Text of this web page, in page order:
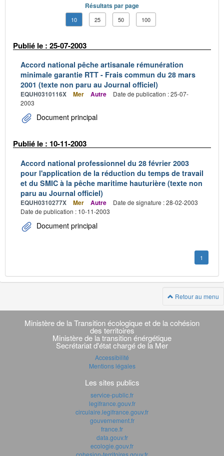
Résultats par page
10 25 50 100
Publié le : 25-07-2003
Accord national pêche artisanale rémunération
minimale garantie RTT - Frais commun du 28 mars
2001 (texte non paru au Journal officiel)
EQUH0310116X Mer Autre
Date de publication : 25-07-
2003
Document principal
Publié le : 10-11-2003
Accord national professionnel du 28 février 2003
pour l'application de la réduction du temps de travail
et du SMIC à la pêche maritime hauturière (texte non
paru au Journal officiel)
EQUH0310277X Mer Autre
Date de signature : 28-02-2003
Date de publication : 10-11-2003
Document principal
1
Retour au menu
Navigation
transverse
Ministère de la Transition écologique et de la cohésion
des territoires
Ministère de la transition énérgétique
Secrétariat d'état chargé de la Mer
Accessibilité
Mentions légales
Les sites publics
service-public.fr
legifrance.gouv.fr
circulaire.legifrance.gouv.fr
gouvernement.fr
france.fr
data.gouv.fr
ecologie.gouv.fr
cohesion-territoires.gouv.fr